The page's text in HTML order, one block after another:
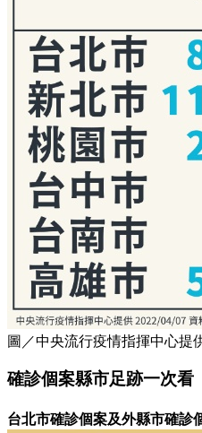
圖／中央流行疫情指揮中心提
確診個案縣市足跡一次看
台北市確診個案及外縣市確診